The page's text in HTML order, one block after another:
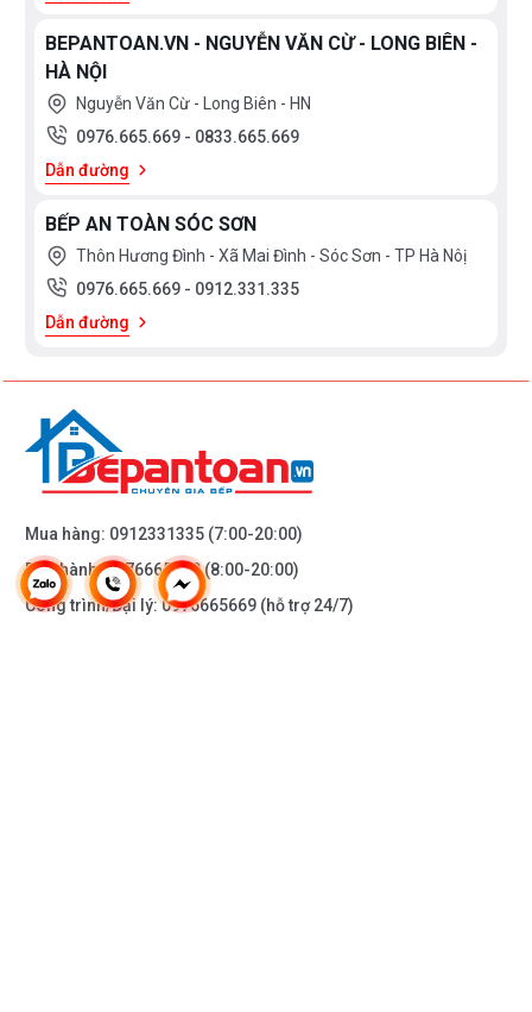
BEPANTOAN.VN - NGUYỄN VĂN CỪ - LONG BIÊN -
HÀ NỘI
Nguyễn Văn Cừ - Long Biên - HN
0976.665.669 - 0833.665.669
Dẫn đường
BẾP AN TOÀN SÓC SƠN
Thôn Hương Đình - Xã Mai Đình - Sóc Sơn - TP Hà Nôị
0976.665.669 - 0912.331.335
Dẫn đường
Mua hàng: 0912331335 (7:00-20:00)
Bảo hành:0976665669(8:00-20:00)
Công trình/Đại lý:0976665669 (hỗ trợ 24/7)